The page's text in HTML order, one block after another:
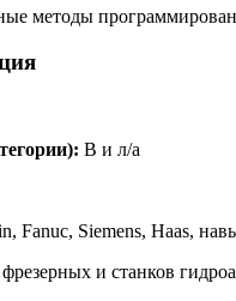
методы
В и л/а
Fanuc, Siemens, Haas,
и станков